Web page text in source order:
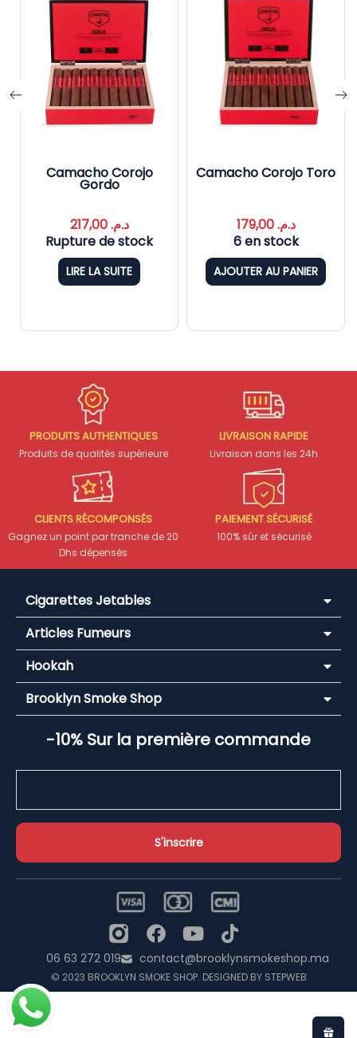
Camacho Corojo
Gordo
د.م.217,00
Rupture de stock
LIRE LA SUITE
Camacho Corojo Toro
د.م.179,00
6 en stock
AJOUTER AU PANIER
PRODUITS AUTHENTIQUES
Produits de qualités supérieure
LIVRAISON RAPIDE
Livraison dans les 24h
CLIENTS RÉCOMPONSÉS
Gagnez un point par tranche de 20
Dhs dépensés
PAIEMENT SÉCURISÉ
100% sûr et sécurisé
Cigarettes Jetables
Articles Fumeurs
Hookah
Brooklyn Smoke Shop
-10% Sur la première commande
© 2023 BROOKLYN SMOKE SHOP. DESIGNED BY STEPWEB
06 63 272 019 contact@brooklynsmokeshop.ma